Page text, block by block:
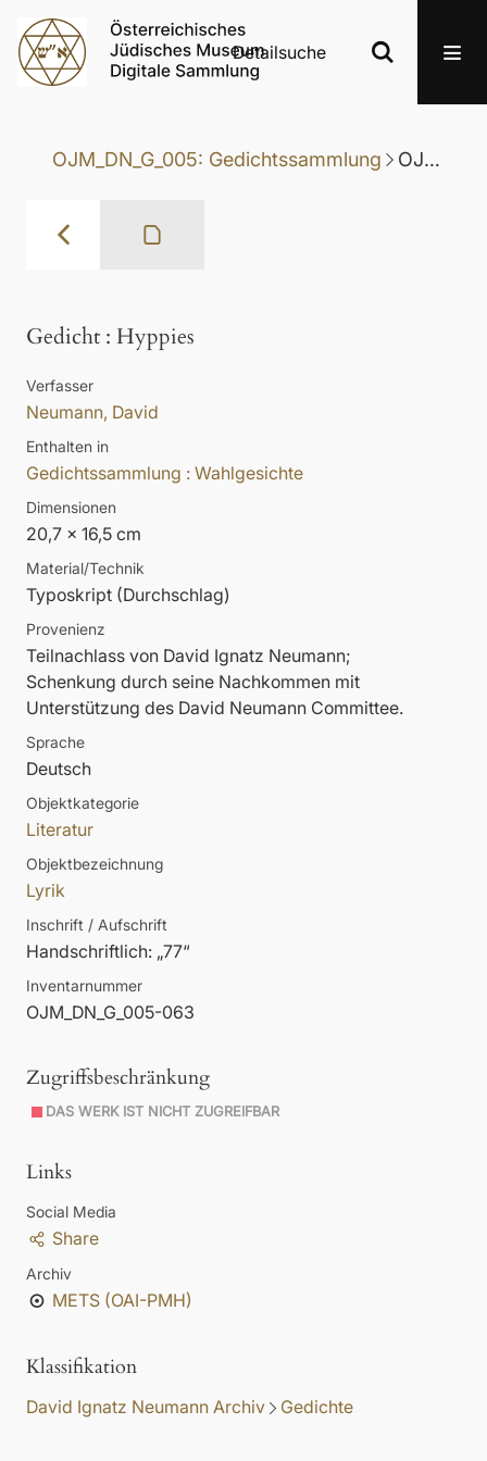
Detailsuche
OJM_DN_G_005: Gedichtssammlung OJM_DN_G_005-063: Gedicht
Gedicht : Hyppies
Verfasser
Neumann, David
Enthalten in
Gedichtssammlung : Wahlgesichte
Dimensionen
20,7 x 16,5 cm
Material/Technik
Typoskript (Durchschlag)
Provenienz
Teilnachlass von David Ignatz Neumann;
Schenkung durch seine Nachkommen mit
Unterstützung des David Neumann Committee.
Sprache
Deutsch
Objektkategorie
Literatur
Objektbezeichnung
Lyrik
Inschrift / Aufschrift
Handschriftlich: „77“
Inventarnummer
OJM_DN_G_005-063
Zugriffsbeschränkung
DAS WERK IST NICHT ZUGREIFBAR
Links
Social Media
Share
Archiv
METS (OAI-PMH)
Klassifikation
David Ignatz Neumann Archiv Gedichte